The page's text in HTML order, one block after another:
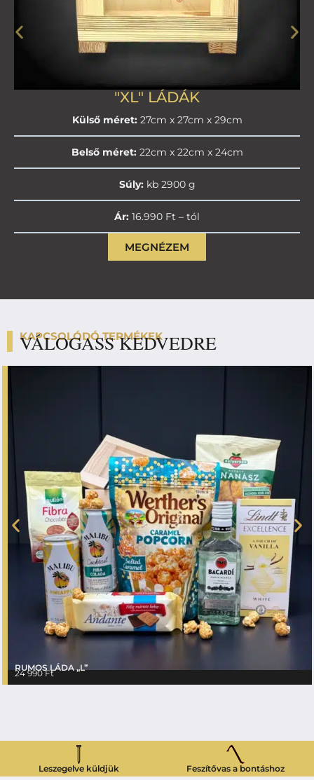
"XL" LÁDÁK
Külső méret:27cm x 27cm x 29cm
Belső méret:22cm x 22cm x 24cm
Súly:kb 2900 g
Ár: 16.990 Ft – tól
MEGNÉZEM
KAPCSOLÓDÓ TERMÉKEK
VÁLOGASS KEDVEDRE
RUMOS LÁDA „L”
24 990Ft
Leszegelve küldjük Feszítővas a bontáshoz